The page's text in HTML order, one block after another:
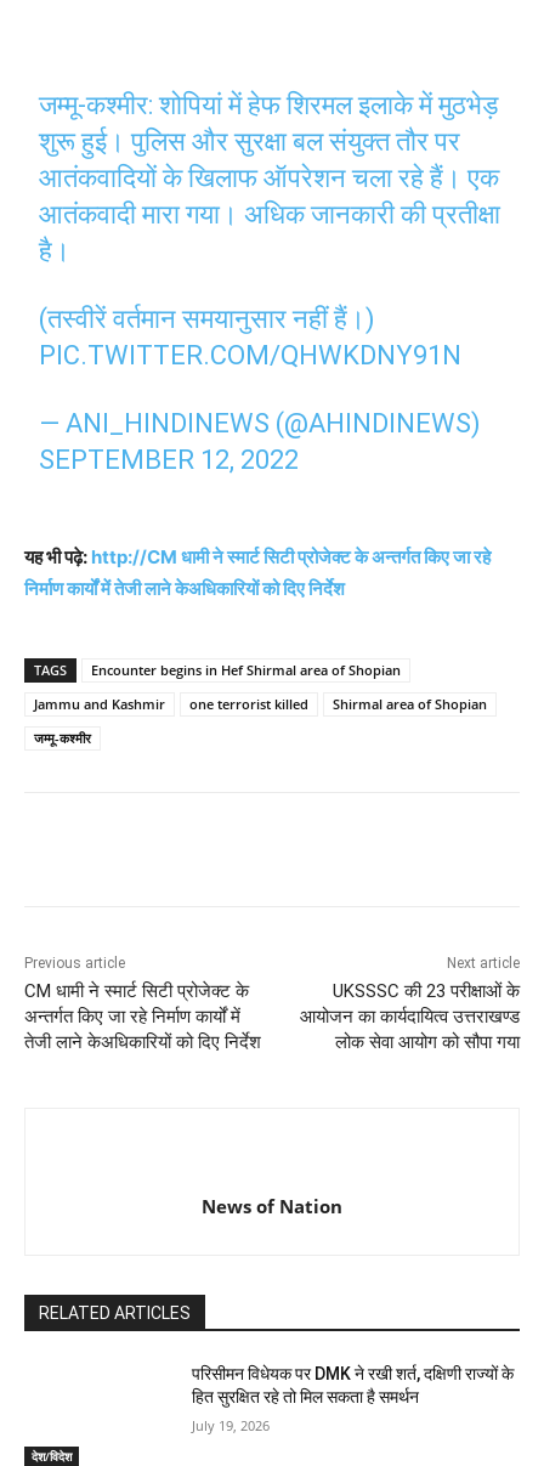
जम्मू-कश्मीर: शोपियां में हेफ शिरमल इलाके में मुठभेड़
शुरू हुई। पुलिस और सुरक्षा बल संयुक्त तौर पर
आतंकवादियों के खिलाफ ऑपरेशन चला रहे हैं। एक
आतंकवादी मारा गया। अधिक जानकारी की प्रतीक्षा
है।
(तस्वीरें वर्तमान समयानुसार नहीं हैं।)
PIC.TWITTER.COM/QHWKDNY91N
— ANI_HINDINEWS (@AHINDINEWS)
SEPTEMBER 12, 2022
यह भी पढ़े: http://CM धामी ने स्मार्ट सिटी प्रोजेक्ट के अन्तर्गत किए जा रहे
निर्माण कार्यों में तेजी लाने केअधिकारियों को दिए निर्देश
TAGS
Encounter begins in Hef Shirmal area of ​​Shopian
Jammu and Kashmir
one terrorist killed
Shirmal area of ​​Shopian
जम्मू-कश्मीर
Previous article
CM धामी ने स्मार्ट सिटी प्रोजेक्ट के
अन्तर्गत किए जा रहे निर्माण कार्यों में
तेजी लाने केअधिकारियों को दिए निर्देश
Next article
UKSSSC की 23 परीक्षाओं के
आयोजन का कार्यदायित्व उत्तराखण्ड
लोक सेवा आयोग को सौपा गया
News of Nation
RELATED ARTICLES
देश/विदेश
परिसीमन विधेयक पर DMK ने रखी शर्त, दक्षिणी राज्यों के
हित सुरक्षित रहे तो मिल सकता है समर्थन
July 19, 2026